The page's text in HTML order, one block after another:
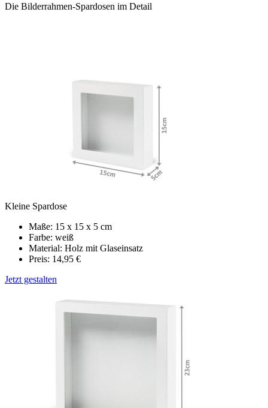
Die Bilderrahmen-Spardosen im Detail
Kleine Spardose
Maße: 15 x 15 x 5 cm
Farbe: weiß
Material: Holz mit Glaseinsatz
Preis: 14,95 €
Jetzt gestalten